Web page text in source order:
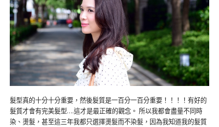
髮型真的十分十分重要，然後髮質是一百分一百分重要！！！！有好的
髮質才會有完美髮型….這才是最正確的觀念。 所以我都會盡量不同時
染、燙髮，甚至這三年我都只選擇燙髮而不染髮，因為我知道我的髮質